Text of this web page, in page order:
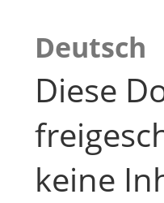
Deutsch
Diese
keine